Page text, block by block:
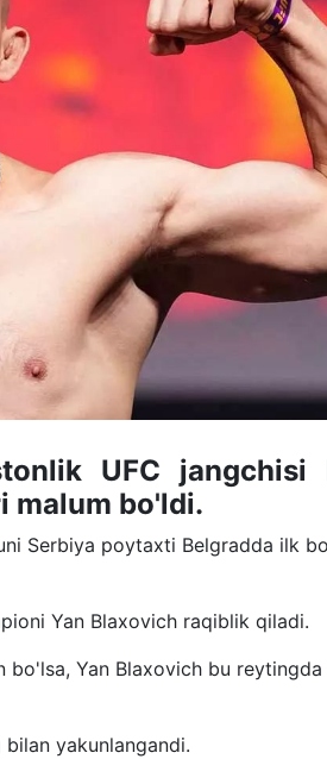
UFC jangchisi
malum bo'ldi.
Serbiya poytaxti Belgradda ilk
Yan Blaxovich raqiblik qiladi.
bo'lsa, Yan Blaxovich bu
yakunlangandi.